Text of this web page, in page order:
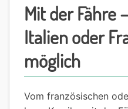
Mit der Fähre
Italien oder
möglich
Vom französischen